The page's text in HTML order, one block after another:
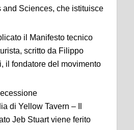
and Sciences, che istituisce
il Manifesto tecnico
scritto da Filippo
il fondatore del movimento
di Yellow Tavern – Il
Jeb Stuart viene ferito